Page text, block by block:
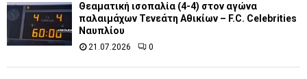
Θεαματική ισοπαλία (4-4) στον αγώνα
παλαιμάχων Τενεάτη Αθικίων – F.C. Celebrities
Ναυπλίου
21.07.2026 0